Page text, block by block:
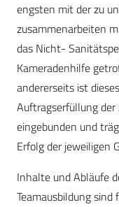
engsten mit der zu
zusammenarbeiten
das Nicht-
Kameradenhilfe
andererseits ist
Auftragserfüllung
eingebunden und
Erfolg der jeweiligen
Inhalte und Abläufe
Teamausbildung